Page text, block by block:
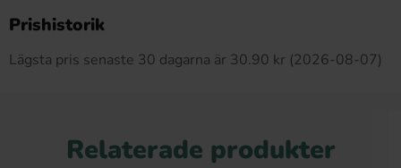
Prishistorik
Lägsta pris senaste 30 dagarna är 30.90 kr (2026-08-07)
Relaterade produkter